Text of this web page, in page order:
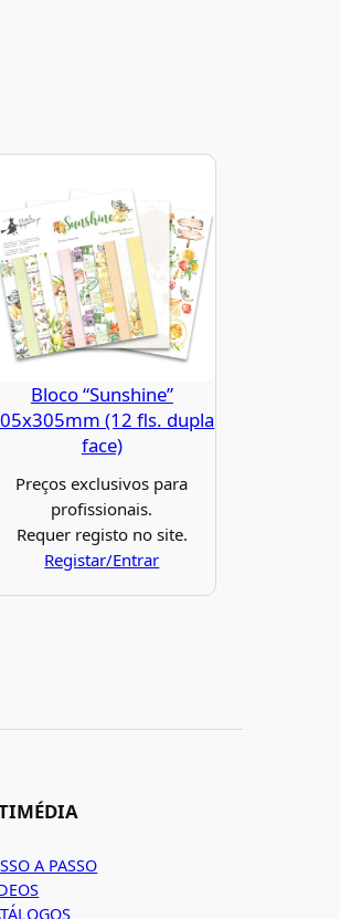
Bloco “Sunshine”
(12 fls. dupla
face)
Preços exclusivos para
profissionais.
Requer registo no site.
Registar/Entrar
A PASSO